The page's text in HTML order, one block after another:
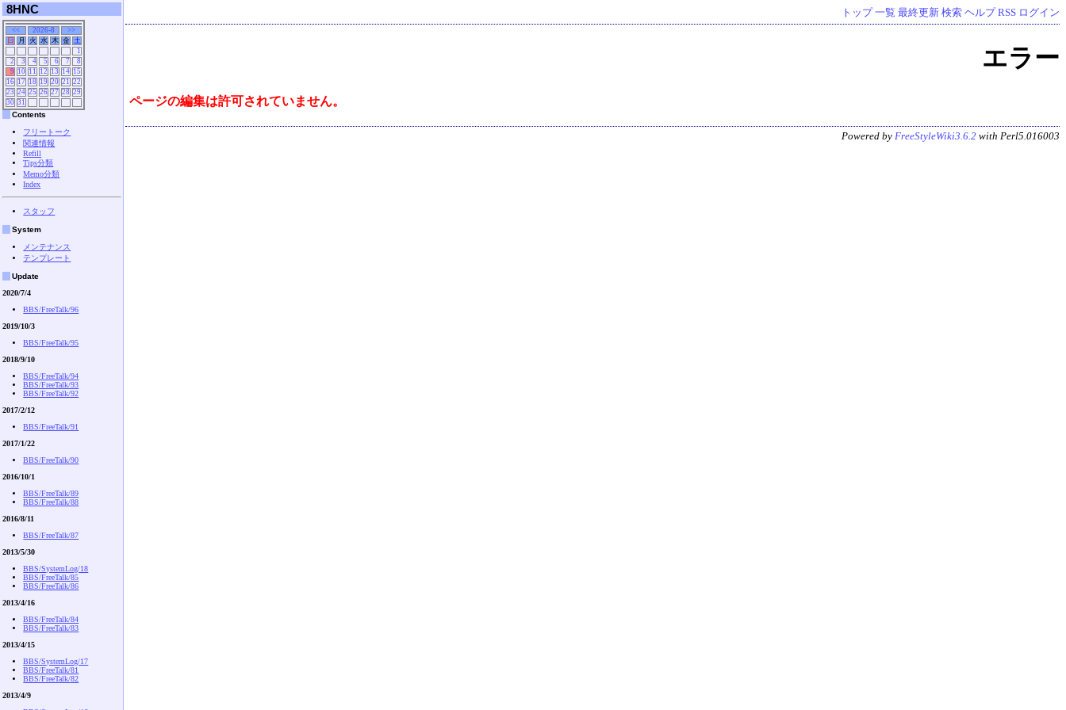
トップ 一覧 最終更新 検索 ヘルプ RSS ログイン
エラー
ページの編集は許可されていません。
Powered by FreeStyleWiki3.6.2 with Perl5.016003
8HNC
<< 2026-8
>>
日
月 火 水 木 金
土
1
2
3 4 5 6 7
8
9 10 11 12 13 14 15
16 17 18 19 20 21
22
23 24 25 26 27 28 29
30 31
Contents
フリートーク
関連情報
Refill
Tips分類
Memo分類
Index
スタッフ
System
メンテナンス
テンプレート
Update
2020/7/4
BBS/FreeTalk/96
2019/10/3
BBS/FreeTalk/95
2018/9/10
BBS/FreeTalk/94
BBS/FreeTalk/93
BBS/FreeTalk/92
2017/2/12
BBS/FreeTalk/91
2017/1/22
BBS/FreeTalk/90
2016/10/1
BBS/FreeTalk/89
BBS/FreeTalk/88
2016/8/11
BBS/FreeTalk/87
2013/5/30
BBS/SystemLog/18
BBS/FreeTalk/85
BBS/FreeTalk/86
2013/4/16
BBS/FreeTalk/84
BBS/FreeTalk/83
2013/4/15
BBS/SystemLog/17
BBS/FreeTalk/81
BBS/FreeTalk/82
2013/4/9